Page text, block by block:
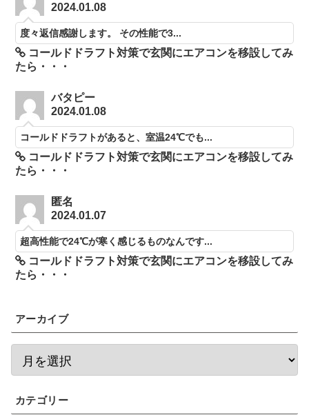
2024.01.08
度々返信感謝します。 その性能で3...
コールドドラフト対策で玄関にエアコンを移設してみ
たら・・・
バタピー
2024.01.08
コールドドラフトがあると、室温24℃でも...
コールドドラフト対策で玄関にエアコンを移設してみ
たら・・・
匿名
2024.01.07
超高性能で24℃が寒く感じるものなんです...
コールドドラフト対策で玄関にエアコンを移設してみ
たら・・・
アーカイブ
カテゴリー